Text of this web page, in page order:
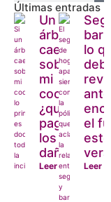
Últimas entradas
Un
árbol
cae
sobre
mi
coche:
¿quién
paga
los
daños?
Leer más
lo
el
este
Leer